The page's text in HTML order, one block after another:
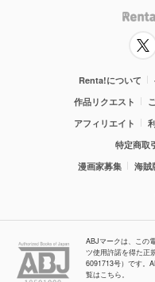
Renta!について
作品リクエスト
アフィリエイト
特定商取
漫画家募集
海賊
ABJマークは、この
ツ使用許諾を得た正
6091713号）です。
覧はこちら。